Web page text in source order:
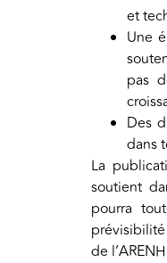
et
Une
pas
Des
dans
La
soutient
pourra
de